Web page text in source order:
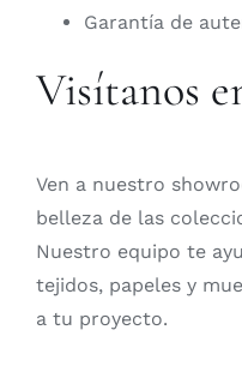
Garantía de
Visítanos
Ven a nuestro
belleza de las
Nuestro equipo te
tejidos, papeles y
a tu proyecto.